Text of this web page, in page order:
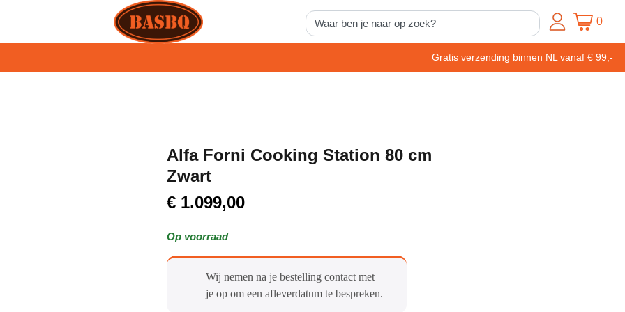
0
Gratis verzending binnen NL vanaf € 99,-
Alfa Forni Cooking Station 80 cm
Zwart
€ 1.099,00
Op voorraad
Wij nemen na je bestelling contact met
je op om een afleverdatum te bespreken.